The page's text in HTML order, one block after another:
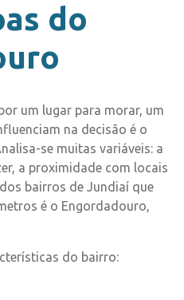
do
um lugar para morar, um
na decisão é o
se muitas variáveis: a
a proximidade com locais
bairros de Jundiaí que
é o Engordadouro,
do bairro: